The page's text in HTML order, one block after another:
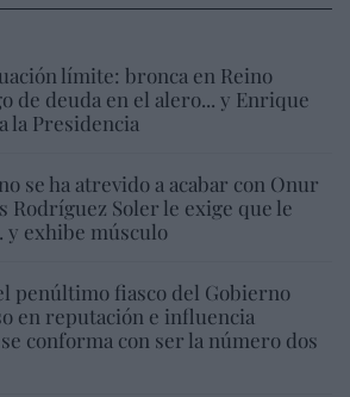
límite: bronca en Reino
de deuda en el alero... y Enrique
la Presidencia
se ha atrevido a acabar con Onur
Rodríguez Soler le exige que le
y exhibe músculo
penúltimo fiasco del Gobierno
en reputación e influencia
conforma con ser la número dos